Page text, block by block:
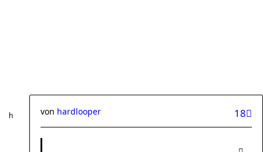
18
von hardlooper